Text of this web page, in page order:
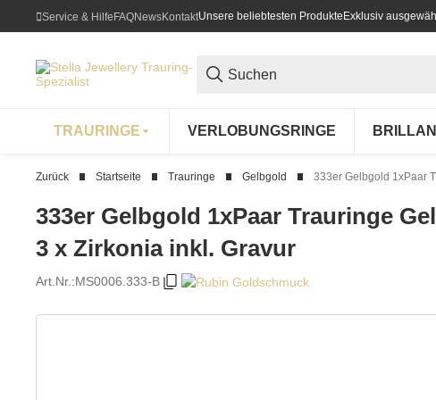
Service & HilfeFAQNewsKontaktUnsere beliebtesten Produkte Exklusiv
TRAURINGE VERLOBUNGSRINGE
Zurück Startseite Trauringe Gelbgold 333er Gelbgold 1xPaar
333er Gelbgold 1xPaar Trauringe
3 x Zirkonia inkl. Gravur
Art.Nr.:MS0006.333-B